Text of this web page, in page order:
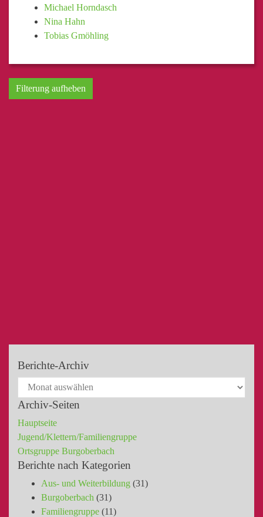
Michael Horndasch
Nina Hahn
Tobias Gmöhling
Filterung aufheben
Berichte-Archiv
Archiv-Seiten
Hauptseite
Jugend/Klettern/Familiengruppe
Ortsgruppe Burgoberbach
Berichte nach Kategorien
Aus- und Weiterbildung (31)
Burgoberbach (31)
Familiengruppe (11)